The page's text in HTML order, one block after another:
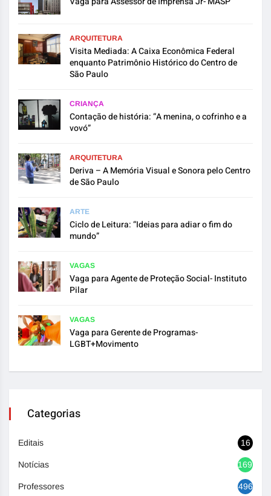
ARQUITETURA
Visita Mediada: A Caixa Econômica Federal
enquanto Patrimônio Histórico do Centro de
São Paulo
CRIANÇA
Contação de história: “A menina, o cofrinho e a
vovó”
ARQUITETURA
Deriva – A Memória Visual e Sonora pelo Centro
de São Paulo
ARTE
Ciclo de Leitura: “Ideias para adiar o fim do
mundo”
VAGAS
Vaga para Agente de Proteção Social- Instituto
Pilar
VAGAS
Vaga para Gerente de Programas-
LGBT+Movimento
Categorias
Editais 16
Notícias 1692
Professores 496